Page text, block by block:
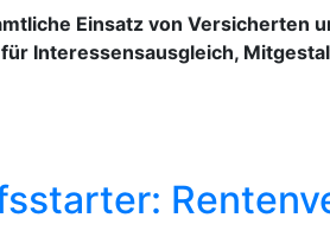
Einsatz von Versicherten
Interessensausgleich,